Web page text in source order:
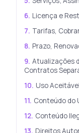
6. Licença e
7. Tarifas,
8. Prazo,
9. Atualizações
Contratos
10. Uso
11. Conteúdo do
12. Conteúdo
13. Direitos